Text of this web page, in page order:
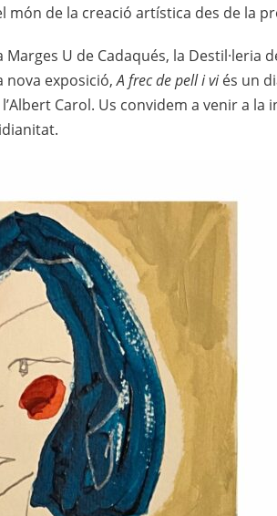
món de la creació artística des de la
U de Cadaqués, la Destil·leria
nova exposició,A frec de pell i viés un
Carol. Us convidem a venir a